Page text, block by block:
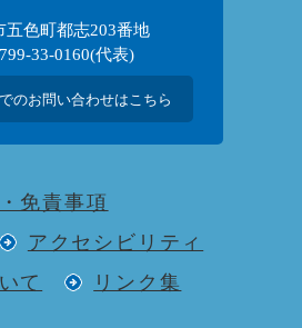
五色町都志203番地
33-0160(代表)
のお問い合わせはこちら
免責事項
アクセシビリティ
て
リンク集